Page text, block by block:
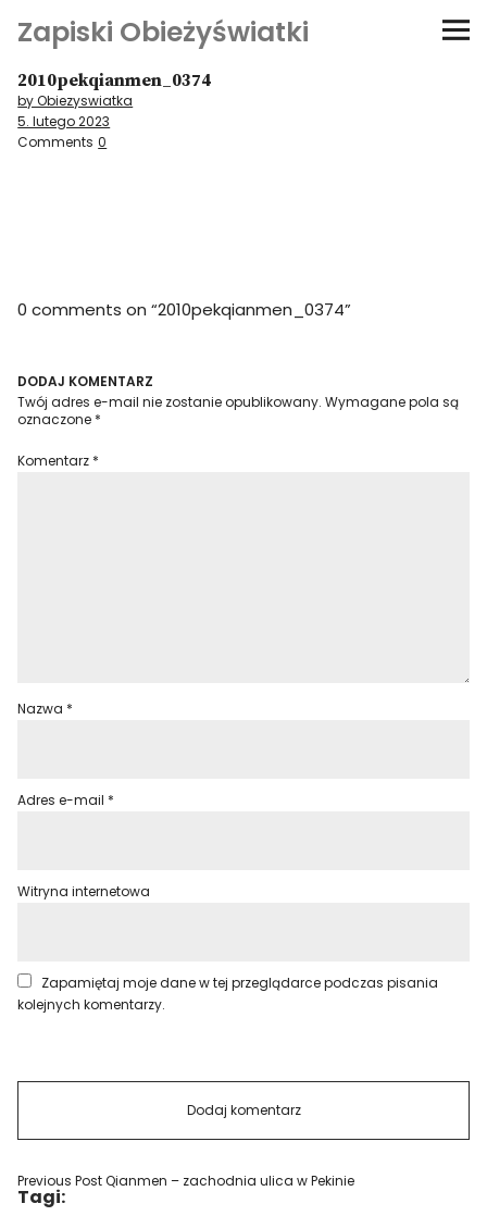
Zapiski Obieżyświatki
Podróże
Kultura i sztuka
Niezwyczajne ściany
Dom na kółkach
2010pekqianmen_0374
by Obiezyswiatka
5. lutego 2023
Comments 0
0 comments on “2010pekqianmen_0374”
DODAJ KOMENTARZ
Twój adres e-mail nie zostanie opublikowany. Wymagane pola są
oznaczone *
Komentarz *
Nazwa *
Adres e-mail *
Witryna internetowa
Zapamiętaj moje dane w tej przeglądarce podczas pisania
kolejnych komentarzy.
Previous PostQianmen – zachodnia ulica w Pekinie
Tagi: